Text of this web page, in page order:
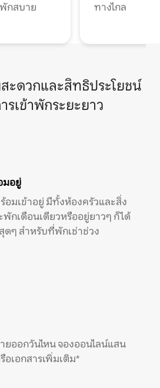
กสบาย
ทางไกล
ะดวกและสิทธิประโยชน์
รเข้าพักระยะยาว
มอยู่
อมเข้าอยู่ มีทั้งห้องครัวและสิ่ง
กเดือนเดียวหรืออยู่ยาวๆ ก็ได้
ดๆ สำหรับที่พักเช่าช่วง
ยออกวันไหน จองออนไลน์แสน
เอกสารเพิ่มเติม*